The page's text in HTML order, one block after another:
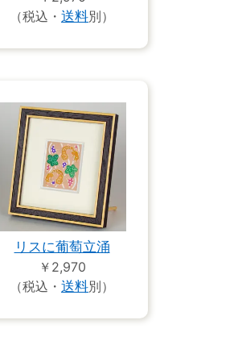
（税込・ 送料別）
リスに葡萄立涌
￥2,970
（税込・ 送料別）